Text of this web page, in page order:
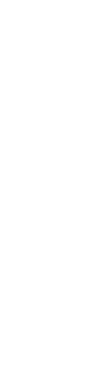
助（第2次）の
助（第1次）の
日本農芸化学